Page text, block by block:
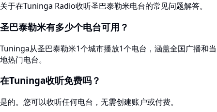
关于在Tuninga Radio收听圣巴泰勒米电台的常见问题解答。
圣巴泰勒米有多少个电台可用？
Tuninga从圣巴泰勒米1个城市播放1个电台，涵盖全国广播和当
地热门电台。
在Tuninga收听免费吗？
是的。您可以收听任何电台，无需创建账户或付费。